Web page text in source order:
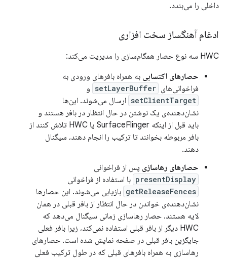
داخلی را می‌بندد.
ادغام آهنگساز سخت افزاری
HWC سه نوع حصار همگام‌سازی را مدیریت می‌کند:
حصارهای اکتسابی به همراه بافرهای ورودی به
فراخوانی‌های setLayerBuffer و
setClientTarget ارسال می‌شوند. این‌ها
نشان‌دهنده‌ی یک نوشتن در حال انتظار در بافر هستند و
باید قبل از اینکه SurfaceFlinger یا HWC تلاش کنند از
بافر مربوطه بخوانند تا ترکیب را انجام دهند، سیگنال
دهند.
حصارهای رهاسازی پس از فراخوانی
presentDisplay با استفاده از فراخوانی
getReleaseFences بازیابی می‌شوند. این حصارها
نشان‌دهنده‌ی خواندن در حال انتظار از بافر قبلی در همان
لایه هستند. حصار رهاسازی زمانی سیگنال می‌دهد که
HWC دیگر از بافر قبلی استفاده نمی‌کند، زیرا بافر فعلی
جایگزین بافر قبلی در صفحه نمایش شده است. حصارهای
رهاسازی به همراه بافرهای قبلی که در طول ترکیب فعلی